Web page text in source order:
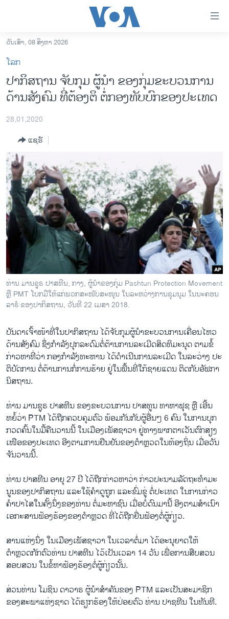
ເຂົ້າ
ຫາ
ຂ້າມ
ຂ້າມ
ຫາ
ລາວ
ອາເມຣິກາ
ຂ່າວ​ຈີນ
ໂລກ
ເອເຊຍ
ອິດສະຫຼະພາບດ້ານການຂ່າວ
ຊີວິດຊາວລາວ
ຊຸມຊົນຊາວລາວ
ວິທະຍາສາດ-ເທັກໂນໂລຈີ
ທຸລະກິດ
ພາສາອັງກິດ
ວີດີໂອ
ສຽງ
ລາຍການກະຈາຍສຽງ
ລາຍງານ
ຕິດຕາມພວກເຮົາ ທີ່
ພາສາຕ່າງໆ
ວັນເສົາ, 08 ສິງຫາ 2026
ໂລກ
​ປາ​ກິ​ສ​ຖານ ຈັບ​ກຸມ ຜູ້​ນຳ ຂອງ​​ກຸ່ມຂະ​ບວນ​ການ​
ດ້ານ​ສັງ​ຄົມ ທີ່​ຕ້ອງ​ຕິ ຕໍ່​ກອງ​ທັບ​ບົກຂອງ​ປະ​ເທດ
28,01,2020
ແຊຣ໌
​ທ່ານ ​ມານ​ຊູ​ຣ ປາ​ສ​ທີນ, ກາງ, ​ຜູ້​ນຳ​ຂອງ​ກຸ່ມ Pashtun Protection Movement
ຫຼື PMT ໂບກ​ມື​ໃຫ​້​ແກ່​ພວກ​ສະ​ໜັບ​ສະ​ໜຸນ ໃນ​ລະ​ຫວ່າງ​ການ​ຊຸມ​ນຸມ ໃນ​ນະ​ຄອນ​
ລາ​ຮໍ ຂອງ​ປາ​ກິ​ສ​ຖານ, ວັນ​ທີ 22 ເມ​ສາ 2018.
ບັນ​ດາ​ເຈົ້າ​ໜ້າ​ທີ່​ໃນ​ປາ​ກິ​ສ​ຖານ ໄດ້​ຈັບ​ກຸມ​ຜູ້​ນຳ​ຂະ​ບວນ​ການເຄື່ອນ​ໄຫວ​
ດ້ານ​ສັງ​ຄົມ ຊຶ່ງ​ກຳ​ລັງ​ປຸກ​ລະ​ດົມ​ຕໍ່​ຕ້ານ​ການ​ລະ​ເມີດ​ສິດ​ທິ​ມະ​ນຸດ ຕາມຂໍ້
ກ່າວ​ຫາທີ່ວ່າ ​ກອງກຳ​ລັງ​ທະ​ຫານ ໄດ້​ດຳ​ເນີນ​ການ​ລະ​ເມີດ ໃນ​ລະ​ວ່າງ ປະ​
ຕິ​ບັດ​ການ ​ຕໍ່​ຕ້ານ​ການກໍ່​ການ​ຮ້າຍ ຢູ່​ໃນ​ພື້ນ​ທີ່​ໃກ້ຊາຍ​ແດນ ​ຕິດ​ກັບ​ອັ​ຟ​ກາ​
ນິ​ສ​ຖານ.
​ທ່ານ ​ມານ​ຊູ​ຣ ປາ​ສ​ທີນ ຂອງ​ຂະ​ບວນ​ການ​ ປາ​ສ​ທູນ ທາ​ຫາ​ຟຸ​ຊ ຫຼື ເອີ້ນ​
ຫຍໍ້​ວ່າ PTM ໄດ້​ຖືກ​ຄວບ​ຄຸມ​ຕົວ ພ້ອມ​ກັນ​ກັບ​ຜູ້​ອື່ນໆ 6 ຄົນ ​ໃນ​ການ​ບຸກ
ກວດ​ຄົ້ນ​ໃນ​ມື້​ຄືນ​ວານນີ້ ໃນ​ເມືອງ​ເພັສຊາ​ວາ ຢູ່​ທາງ​ພາກ​ຕາ​ເວັນ​ຕົກ​ສຽງ​
ເໜືອ​ຂອງ​ປະ​ເທດ ອີງ​ຕາມການ​ຢືນ​ຢັນ​ຂອງ​ຕຳຫຼວດໃນ​ທ້ອງ​ຖິ່ນ ​ເມື່ອ​ວັນ​
ຈັນ​ວານນີ້.
ທ່ານ ປາ​ສທີນ ອາ​ຍຸ 27 ປີ ໄດ້​ຖືກ​ກ່າວ​ຫາ​ວ່າ ກ່າວປະ​ນາມ​ລັດ​ຖະ​ທຳ​ມະ​
ນູນ​ຂອງ​ປາ​ກິ​ສ​ຖານ ແລະ​ໃຊ້​ຄຳດູ​ຖູກ ແລະ​ຂົ່ມ​ຂູ່ ຕໍ່​ປະ​ເທດ ໃນ​ການ​ກ່າວ​
ຄຳ​ປາ​ໄສ​ໃນ​ຄັ້ງ​ນຶ່ງຂອງ​ທ່ານ ຕໍ່​ມະ​ຫາ​ຊົນ​ ເມື່ອບໍ່​ດົນ​ມານີ້ ອີງ​ຕາມ​ສຳ​ເນົາ​
ເອ​ກະ​ສານ​ຟ້ອງ​ຮ້ອງ​ຂອງ​ຕຳຫຼວດ ທີ່​ໄດ້ຖືກ​ຍື່ນ​ຟ້ອງ​ຕໍ່​ຜູ້​ກ່ຽວ.
ສານ​ແຫ່ງ​ນຶ່ງ​ ໃນ​ເມືອງ​ເພັ​ສຊາ​ວາ ​ໃນ​ເວ​ລາ​ຕໍ່​ມາ ໄດ້​ອະ​ນຸ​ຍາດໃຫ້
ຕຳຫຼວດກັກ​ຕົວທ່ານ ປາ​ສ​ທີນ ໄວ້​ເປັນ​ເວ​ລາ 14 ວັນ ເພື່ອ​ການ​ສື​ບ​ສວນ​
ສອບ​ສວນ ໃນ​ຂໍ້​ຫາ​ຟ້ອງ​ຮ້ອງ​ຕໍ່​ຜູ້​ກ່ຽວນັ້ນ.
ສ່​ວນ​ທ່ານ ໂມ​ຊິນ ດາ​ວາ​ຣ ຜູ້​ນຳ​ສຳ​ຄັນ​ຂອງ PTM ແລະ​ເປັນ​ສະ​ມາ​ຊິກ​
ຂອງ​ສະ​ພາ​ແຫ່ງ​ຊາດ ໄດ້​ຮຽກ​ຮ້ອງ​ໃຫ້​ປ່ອຍ​ຕົວ ທ່ານ ປາ​ຊ​ທີນ ໃນ​ທັນ​ທີ.